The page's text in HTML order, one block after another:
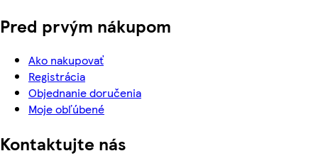
Pred prvým nákupom
Ako nakupovať
Registrácia
Objednanie doručenia
Moje obľúbené
Kontaktujte nás